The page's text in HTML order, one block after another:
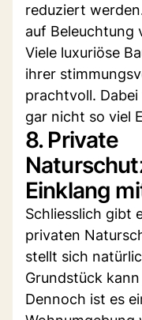
reduziert
auf Beleuchtung
Viele luxuriöse
ihrer
prachtvoll.
gar nicht so viel
8. Private
Einklang
Schliesslich gibt
privaten
stellt sich
Grundstück
Dennoch ist es